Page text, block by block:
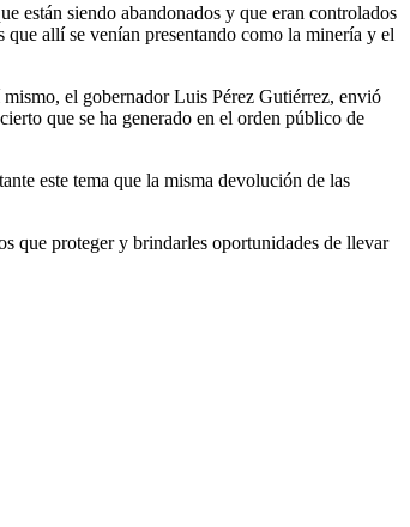
están siendo abandonados y que eran controlados
allí se venían presentando como la minería y el
el gobernador Luis Pérez Gutiérrez, envió
que se ha generado en el orden público de
este tema que la misma devolución de las
que proteger y brindarles oportunidades de llevar